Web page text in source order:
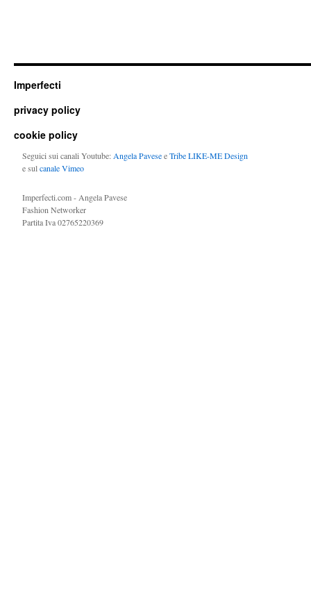
Imperfecti
privacy policy
cookie policy
Seguici sui canali Youtube: Angela PaveseeTribe LIKE-ME Design
e sulcanale Vimeo
Imperfecti.com - Angela Pavese
Fashion Networker
Partita Iva 02765220369